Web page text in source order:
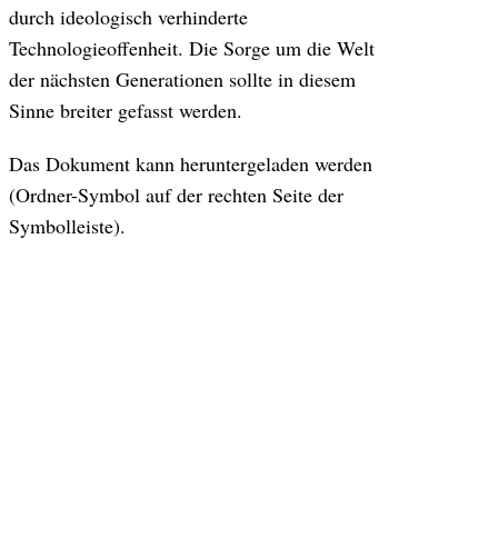
durch ideologisch verhinderte
Technologieoffenheit. Die Sorge um die Welt
der nächsten Generationen sollte in diesem
Sinne breiter gefasst werden.
Das Dokument kann heruntergeladen werden
(Ordner-Symbol auf der rechten Seite der
Symbolleiste).